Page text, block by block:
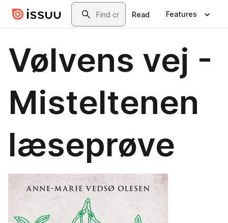
Skip to main contentSearch
Read Features
Vølvens vej -
Misteltenen
læseprøve